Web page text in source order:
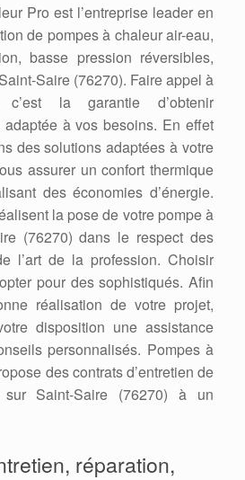
Pro est l’entreprise leader en
de pompes à chaleur air-eau,
basse pression réversibles,
Saire (76270). Faire appel à
c’est la garantie d’obtenir
adaptée à vos besoins. En effet
des solutions adaptées à votre
assurer un confort thermique
des économies d’énergie.
la pose de votre pompe à
(76270) dans le respect des
l’art de la profession. Choisir
pour des sophistiqués. Afin
réalisation de votre projet,
disposition une assistance
personnalisés. Pompes à
des contrats d’entretien de
Saint-Saire (76270) à un
réparation,